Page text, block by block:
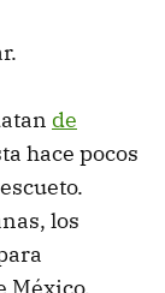
de
hace pocos
los
México,